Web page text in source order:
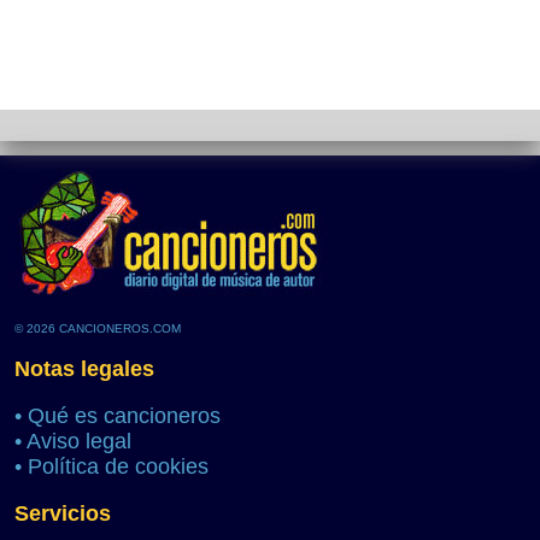
© 2026 CANCIONEROS.COM
Notas legales
• Qué es cancioneros
• Aviso legal
• Política de cookies
Servicios